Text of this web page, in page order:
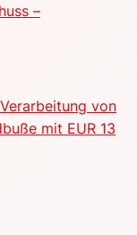
–
von
mit EUR 13